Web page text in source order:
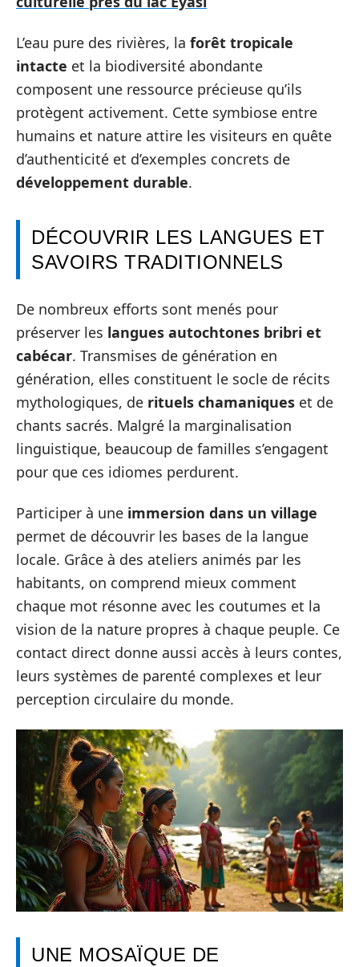
L’eau pure des rivières, la forêt tropicale
intacte et la biodiversité abondante
composent une ressource précieuse qu’ils
protègent activement. Cette symbiose entre
humains et nature attire les visiteurs en quête
d’authenticité et d’exemples concrets de
développement durable.
DÉCOUVRIR LES LANGUES ET
SAVOIRS TRADITIONNELS
De nombreux efforts sont menés pour
préserver les langues autochtones bribri et
cabécar. Transmises de génération en
génération, elles constituent le socle de récits
mythologiques, de rituels chamaniques et de
chants sacrés. Malgré la marginalisation
linguistique, beaucoup de familles s’engagent
pour que ces idiomes perdurent.
Participer à une immersion dans un village
permet de découvrir les bases de la langue
locale. Grâce à des ateliers animés par les
habitants, on comprend mieux comment
chaque mot résonne avec les coutumes et la
vision de la nature propres à chaque peuple. Ce
contact direct donne aussi accès à leurs contes,
leurs systèmes de parenté complexes et leur
perception circulaire du monde.
UNE MOSAÏQUE DE